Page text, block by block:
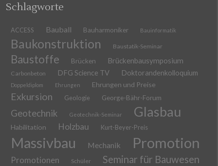
Schlagworte
ACCESS Bauball Bauharmoniker Bauinformatik
Baukonstruktion Baustatik-Seminar
Baustoffe Brücken Brückenbausymposium
Carbonbeton DFG Science TV Doktorandenkolloquium
Doppeldiplom Ehrungen Ehrungen und Preise
Exkursion Geologie George-Bähr-Forum
Geotechnik Geotechnik-Seminar Glasbau
Habilitation Holzbau Kurt-Beyer-Preis
Massivbau Mechanik Promotion
Promotionen Schüler Seminar für Bauwesen